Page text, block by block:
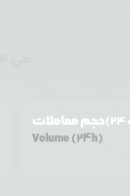
حجم معاملات
Volume (24h)